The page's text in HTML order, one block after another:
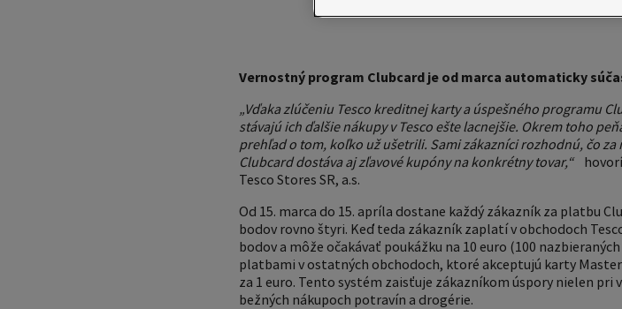
Vernostný program Clubcard je od marca automaticky
„Vďaka zlúčeniu Tesco kreditnej karty a úspešného programu
stávajú ich ďalšie nákupy v Tesco ešte lacnejšie. Okrem toho
prehľad o tom, koľko už ušetrili. Sami zákazníci rozhodnú, čo
Clubcard dostáva aj zľavové kupóny na konkrétny tovar,“
Tesco Stores SR, a.s.
Od 15. marca do 15. apríla dostane každý zákazník za platbu
bodov rovno štyri. Keď teda zákazník zaplatí v obchodoch
bodov a môže očakávať poukážku na 10 euro (100
platbami v ostatných obchodoch, ktoré akceptujú karty
za 1 euro. Tento systém zaisťuje zákazníkom úspory nielen
bežných nákupoch potravín a drogérie.